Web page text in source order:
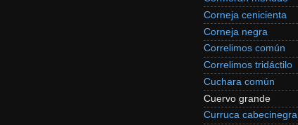
Corneja cenicienta
Corneja negra
Correlimos común
Correlimos tridáctilo
Cuchara común
Cuervo grande
Curruca cabecinegra